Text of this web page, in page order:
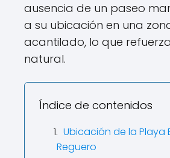
ausencia de un paseo
a su ubicación en una
acantilado, lo que
natural.
Índice de contenidos
Ubicación de la Playa
Reguero